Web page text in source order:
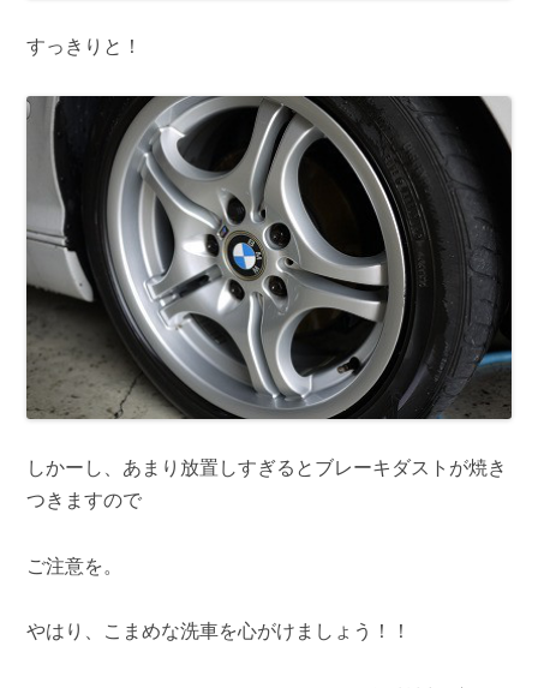
すっきりと！
しかーし、あまり放置しすぎるとブレーキダストが焼き
つきますので
ご注意を。
やはり、こまめな洗車を心がけましょう！！